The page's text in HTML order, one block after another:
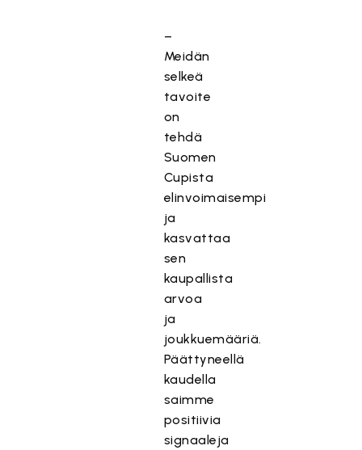
–
Meidän
selkeä
tavoite
on
tehdä
Suomen
Cupista
elinvoimaisempi
ja
kasvattaa
sen
kaupallista
arvoa
ja
joukkuemääriä.
Päättyneellä
kaudella
saimme
positiivia
signaaleja